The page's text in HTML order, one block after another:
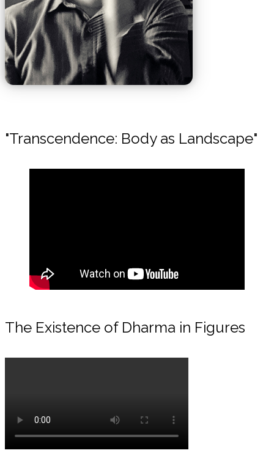
"Transcendence: Body as Landscape"
The Existence of Dharma in Figures